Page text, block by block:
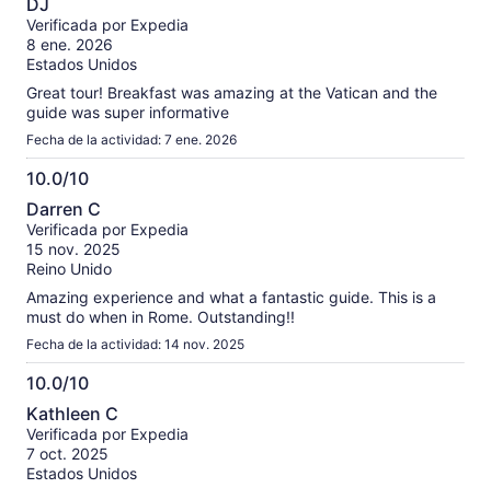
uncaring), I stopped who I thought was the “lead” to explain
that I then had only 6 minutes to eat and use the restroom all
the way on the other end of the building. He didn’t care. It
was literally dropped on my table about a minute later. I had
to eat super fast which I hate, the food was meh and nothing
special, and it just made the whole experience more
stressful. Just get the regular tour and go to the check-in
point early. There are several breakfast places to eat at!
de
10
DJ
Verificada por Expedia
8 ene. 2026
Estados Unidos
Great tour! Breakfast was amazing at the Vatican and the
guide was super informative
Fecha de la actividad: 7 ene. 2026
10.0/10
10.0
de
10
Darren C
Verificada por Expedia
15 nov. 2025
Reino Unido
Amazing experience and what a fantastic guide. This is a
must do when in Rome. Outstanding!!
Fecha de la actividad: 14 nov. 2025
10.0/10
10.0
de
10
Kathleen C
Verificada por Expedia
7 oct. 2025
Estados Unidos